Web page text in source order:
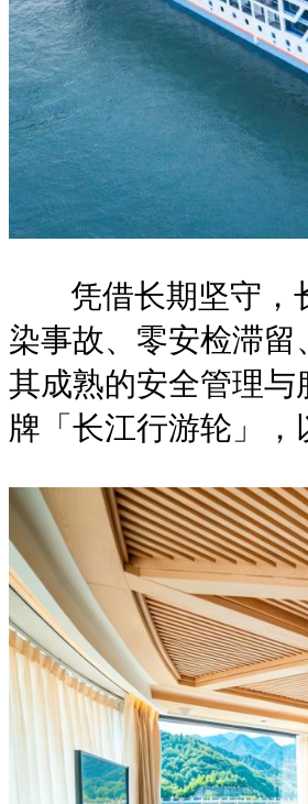
凭借长期坚守，长
染事故、零安检滞
其成熟的安全管理
牌「长江行游轮」